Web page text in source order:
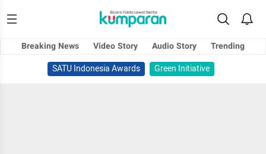
Breaking News Video Story Audio Story
Trending
SATU Indonesia Awards
Green Initiative